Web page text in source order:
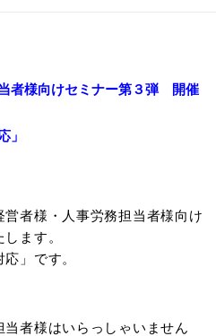
者様向けセミナー第３弾 開催
」
者様・人事労務担当者様向け
ます。
」です。
者様はいらっしゃいません